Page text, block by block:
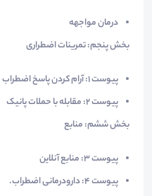
درمان مواجهه
بخش پنجم: تمرینات اضطراری
پیوست 1: آرام کردن پاسخ اضطراب
پیوست 2: مقابله با حملات پانیک
بخش ششم: منابع
پیوست 3: منابع آنلاین
پیوست 4: دارودرمانی اضطراب.